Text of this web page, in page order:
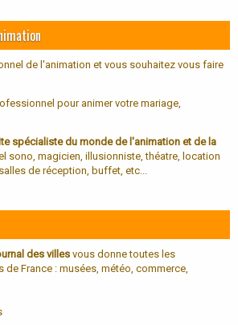
de l'animation et vous souhaitez vous faire
pour animer votre mariage,
spécialiste du monde de l'animation et de la
sono, magicien, illusionniste, théatre, location
de réception, buffet, etc...
des villesvous donne toutes les
France : musées, météo, commerce,